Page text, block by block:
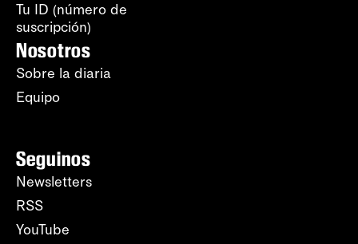
Tu ID (número de
suscripción)
Nosotros
Sobre la diaria
Equipo
Seguinos
Newsletters
RSS
YouTube